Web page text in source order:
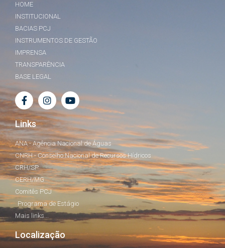
HOME
INSTITUCIONAL
BACIAS PCJ
INSTRUMENTOS DE GESTÃO
IMPRENSA
TRANSPARÊNCIA
BASE LEGAL
Links
ANA - Agência Nacional de Águas
CNRH - Conselho Nacional de Recursos Hídricos
CRH/SP
CERH/MG
Comitês PCJ
Programa de Estágio
Mais links...
Localização